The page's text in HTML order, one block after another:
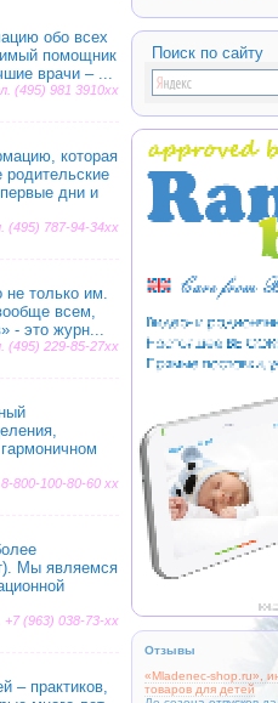
обо всех
помощник
врачи – ...
(495) 981 3910xx
которая
дни и
(495) 787-94-34xx
только им.
всем,
- это журн...
(495) 229-85-27xx
800-100-80-60 xx
Мы являемся
(963) 038-73-xx
– практиков,
Поиcк по сайту
Отзывы
«Mladenec-shop.ru»,
товаров для детей